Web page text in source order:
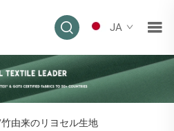
JA
由来のリヨセル生地